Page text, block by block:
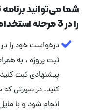
شما می‌توانید
را در 3 مرحله استخدام کنید:
درخواست خود را
ثبت پروژه ، به
پیشنهادی ثبت
کنید. در صورتی که
انجام شود و یا